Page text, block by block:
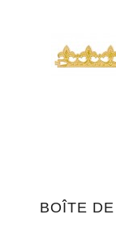
BOÎTE